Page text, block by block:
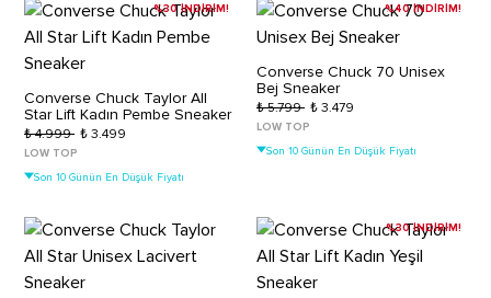
%30 İNDİRİM!
Converse Chuck Taylor All
Star Lift Kadın Pembe Sneaker
₺ 4.999 ₺ 3.499
LOW TOP
Son 10 Günün En Düşük Fiyatı
%40 İNDİRİM!
Converse Chuck 70 Unisex
Bej Sneaker
₺ 5.799 ₺ 3.479
LOW TOP
Son 10 Günün En Düşük Fiyatı
%30 İNDİRİM!